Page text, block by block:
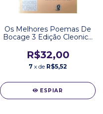
Os Melhores Poemas De
Bocage 3 Edição Cleonice
R$32,00
7 x de R$5,52
ESPIAR